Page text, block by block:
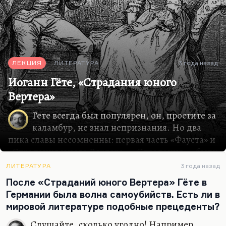
ЛЕКЦИЯ ЛИТЕРАТУРА 3 года назад
Иоганн Гёте, «Страдания юного
Вертера»
Гете всегда был популярен, он, простите за
каламбур, не знал непризнания. Но два
пика славы несомненны: первая часть «Фауста» и
«Страдания юного Вертера». «Страдания…» были
настолько модной книгой, что предполагаемое
место упокоения Вертера стало местом
паломничества, самоубийства стали модой,
носили все одежду под Вертера, желтые эти
канареечные штаны. Но самый яркий пример –
ЛИТЕРАТУРА 3 года назад
После «Страданий юного Вертера» Гёте в
Германии была волна самоубийств. Есть ли в
мировой литературе подобные прецеденты?